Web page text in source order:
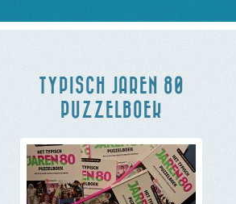
TYPISCH JAREN 80
PUZZELBOEK